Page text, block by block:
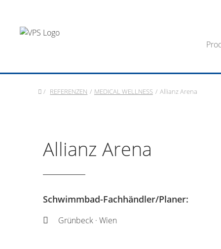
/ REFERENZEN / MEDICAL WELLNESS / Allianz Arena
Allianz Arena
Schwimmbad-Fachhändler/Planer:
Grünbeck · Wien